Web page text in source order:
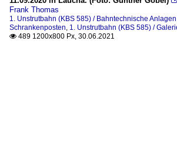
Frank Thomas
1. Unstrutbahn (KBS 585) / Bahntechnische
Schrankenposten, 1. Unstrutbahn (KBS 585) /
 489 1200x800 Px, 30.06.2021